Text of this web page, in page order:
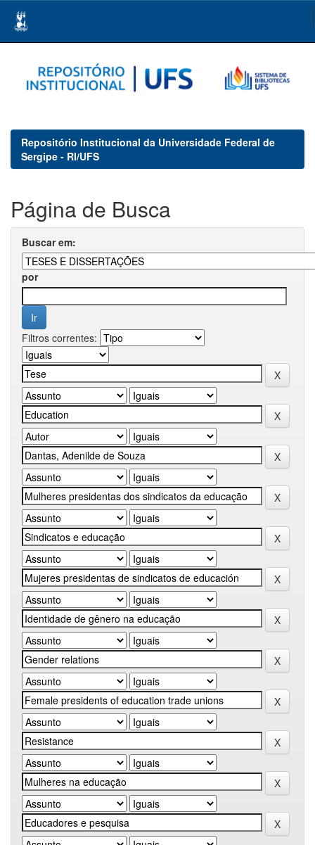
navigation
Repositório Institucional da Universidade Federal de
Sergipe - RI/UFS
Página de Busca
Buscar em:
por
Filtros correntes: